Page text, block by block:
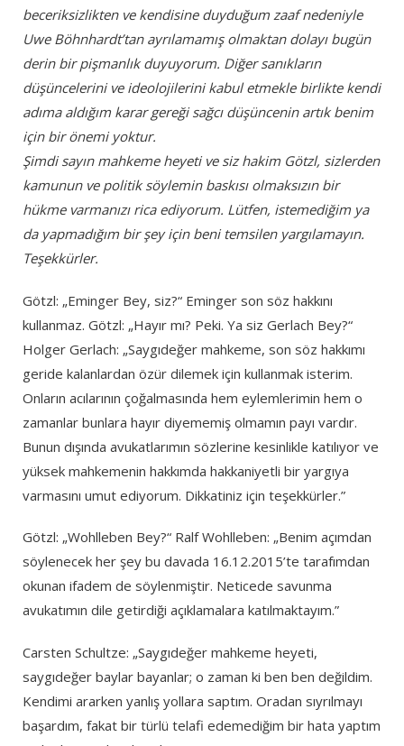
beceriksizlikten ve kendisine duyduğum zaaf nedeniyle
Uwe Böhnhardt’tan ayrılamamış olmaktan dolayı bugün
derin bir pişmanlık duyuyorum. Diğer sanıkların
düşüncelerini ve ideolojilerini kabul etmekle birlikte kendi
adıma aldığım karar gereği sağcı düşüncenin artık benim
için bir önemi yoktur.
Şimdi sayın mahkeme heyeti ve siz hakim Götzl, sizlerden
kamunun ve politik söylemin baskısı olmaksızın bir
hükme varmanızı rica ediyorum. Lütfen, istemediğim ya
da yapmadığım bir şey için beni temsilen yargılamayın.
Teşekkürler.
Götzl: „Eminger Bey, siz?“ Eminger son söz hakkını
kullanmaz. Götzl: „Hayır mı? Peki. Ya siz Gerlach Bey?“
Holger Gerlach: „Saygıdeğer mahkeme, son söz hakkımı
geride kalanlardan özür dilemek için kullanmak isterim.
Onların acılarının çoğalmasında hem eylemlerimin hem o
zamanlar bunlara hayır diyememiş olmamın payı vardır.
Bunun dışında avukatlarımın sözlerine kesinlikle katılıyor ve
yüksek mahkemenin hakkımda hakkaniyetli bir yargıya
varmasını umut ediyorum. Dikkatiniz için teşekkürler.”
Götzl: „Wohlleben Bey?“ Ralf Wohlleben: „Benim açımdan
söylenecek her şey bu davada 16.12.2015’te tarafımdan
okunan ifadem de söylenmiştir. Neticede savunma
avukatımın dile getirdiği açıklamalara katılmaktayım.”
Carsten Schultze: „Saygıdeğer mahkeme heyeti,
saygıdeğer baylar bayanlar; o zaman ki ben ben değildim.
Kendimi ararken yanlış yollara saptım. Oradan sıyrılmayı
başardım, fakat bir türlü telafi edemediğim bir hata yaptım